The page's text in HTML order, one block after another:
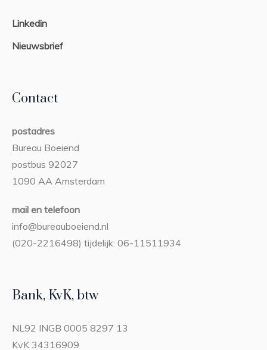
Linkedin
Nieuwsbrief
Contact
postadres
Bureau Boeiend
postbus 92027
1090 AA Amsterdam
mail en telefoon
info@bureauboeiend.nl
(020-2216498) tijdelijk: 06-11511934
Bank, KvK, btw
NL92 INGB 0005 8297 13
KvK 34316909